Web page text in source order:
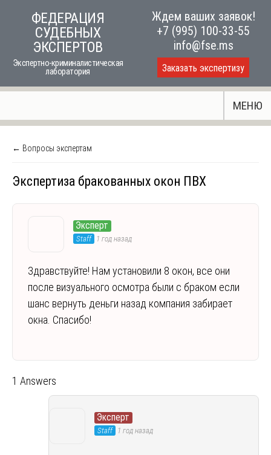
ФЕДЕРАЦИЯ
СУДЕБНЫХ
ЭКСПЕРТОВ
Экспертно-криминалистическая
лаборатория
Ждем ваших заявок!
+7 (995) 100-33-55
info@fse.ms
Заказать экспертизу
МЕНЮ
← Вопросы экспертам
Экспертиза бракованных окон ПВХ
Эксперт
Staff 1 год назад
Здравствуйте! Нам установили 8 окон, все они
после визуального осмотра были с браком если
шанс вернуть деньги назад компания забирает
окна. Спасибо!
1 Answers
Эксперт
Staff 1 год назад